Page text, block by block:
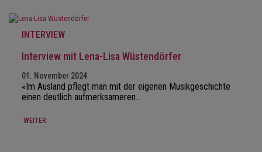
INTERVIEW
Interview mit Lena-Lisa Wüstendörfer
01. November 2024
«Im Ausland pflegt man mit der eigenen Musikgeschichte
einen deutlich aufmerksameren…
WEITER